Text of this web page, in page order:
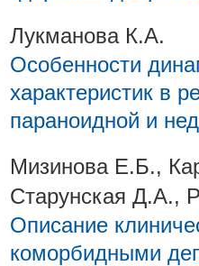
Лукманова К.А.
Особенности
характеристик в
параноидной и
Мизинова Е.Б.,
Старунская Д.А.,
Описание
коморбидными